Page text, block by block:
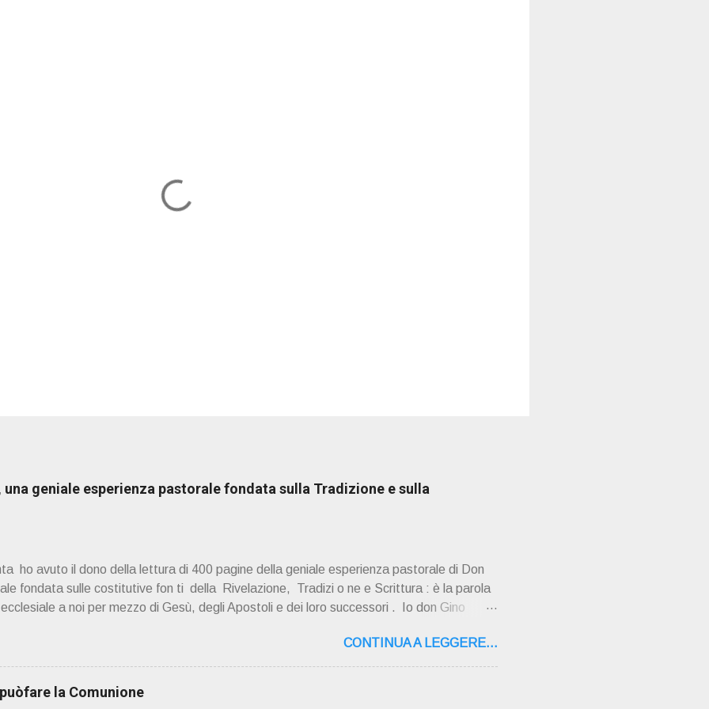
una geniale esperienza pastorale fondata sulla Tradizione e sulla
ho avuto il dono della lettura di 400 pagine della geniale esperienza pastorale di Don
fondata sulle costitutive fon ti della Rivelazione, Tradizi o ne e Scrittura : è la parola
a noi per mezzo di Gesù, degli Apostoli e dei loro successori . Io don Gino
Del suo volume " ERO "CURATO" …ora son "da curare" pubblico la sua "
Boninsegna , per ordinazioni Via San Giovanni Pupatoro,16 – 37134 Verona Tel.
8824 PRESENTAZIONE R icordo che qualche secolo fa … "secolo" fa, da giovane
libro di Georges Bernanos , " DIARIO DI UN CURATO DI CAMPAGNA ". È ispira...
CONTINUA A LEGGERE...
la Comunione